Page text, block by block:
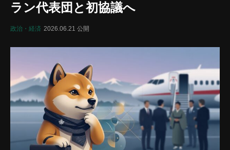
ラン代表団と初協議へ
政治・経済 2026.06.21 公開